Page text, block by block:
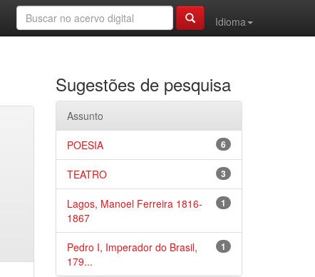
Idioma
Sugestões de pesquisa
Assunto
6
POESIA
3
TEATRO
1
Lagos, Manoel Ferreira 1816-
1867
1
Pedro I, Imperador do Brasil,
179...